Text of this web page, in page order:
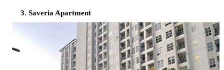
Saveria Apartment